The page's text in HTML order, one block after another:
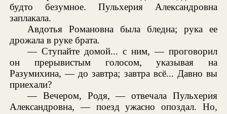
будто безумное. Пульхерия Александровна
заплакала.
Авдотья Романовна была бледна; рука ее
дрожала в руке брата.
— Ступайте домой... с ним, — проговорил
он прерывистым голосом, указывая на
Разумихина, — до завтра; завтра всё... Давно вы
приехали?
— Вечером, Родя, — отвечала Пульхерия
Александровна, — поезд ужасно опоздал. Но,